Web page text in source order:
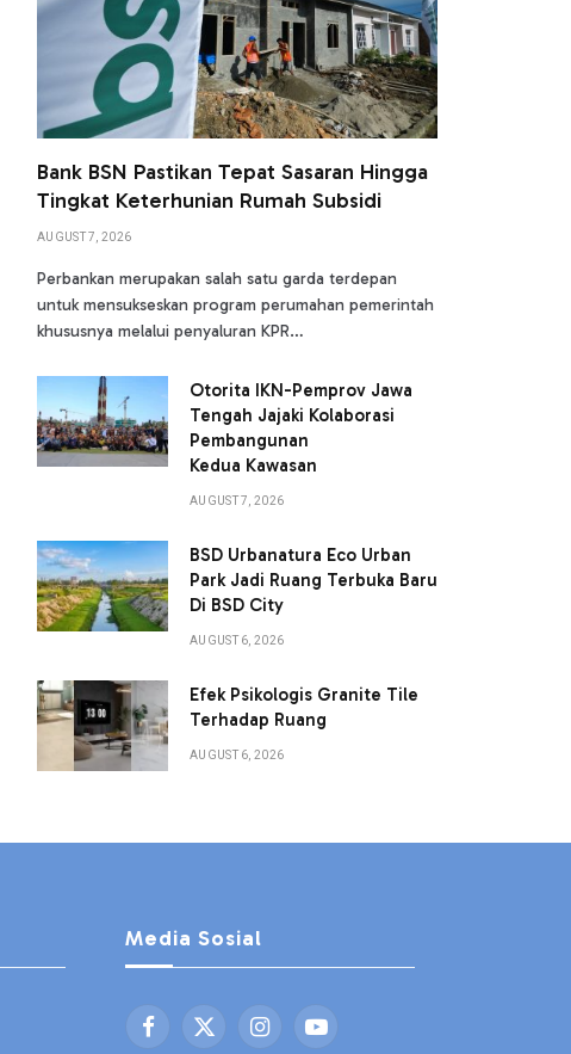
Bank BSN Pastikan Tepat Sasaran Hingga
Tingkat Keterhunian Rumah Subsidi
AUGUST 7, 2026
Perbankan merupakan salah satu garda terdepan
untuk mensukseskan program perumahan pemerintah
khususnya melalui penyaluran KPR…
Otorita IKN-Pemprov Jawa
Tengah Jajaki Kolaborasi
Pembangunan
Kedua Kawasan
AUGUST 7, 2026
BSD Urbanatura Eco Urban
Park Jadi Ruang Terbuka Baru
Di BSD City
AUGUST 6, 2026
Efek Psikologis Granite Tile
Terhadap Ruang
AUGUST 6, 2026
Media Sosial
Facebook
X InstagramYouTube